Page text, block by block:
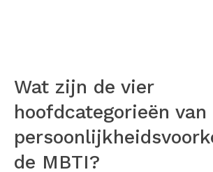
Wat zijn de vier
hoofdcategorieën van
de MBTI?